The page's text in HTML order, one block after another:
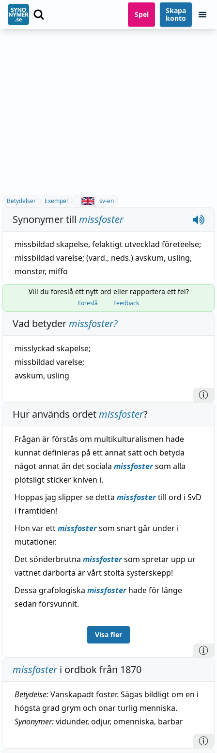
Spel
Skapa
konto
Betydelser Exempel sv-en
Synonymer till missfoster
missbildad skapelse, felaktigt utvecklad företeelse;
missbildad varelse; (vard., neds.)avskum, usling,
monster, miffo
Vill du föreslå ett nytt ord eller rapportera ett fel?
Föreslå Feedback
Vad betydermissfoster?
misslyckad skapelse;
missbildad varelse;
avskum, usling
Hur används ordetmissfoster?
Frågan är förstås om multikulturalismen hade
kunnat definieras på ett annat sätt och betyda
något annat än det sociala missfostersom alla
plötsligt sticker kniven i.
Hoppas jag slipper se detta missfostertill ord i SvD
i framtiden!
Hon var ettmissfostersom snart går under i
mutationer.
Det sönderbrutna missfostersom spretar upp ur
vattnet därborta är vårt stolta systerskepp!
Dessa grafologiska missfosterhade för länge
sedan försvunnit.
Visa fler
missfosteri ordbok från 1870
Betydelse:Vanskapadt foster. Sägas bildligt om en i
högsta grad grym och onar turlig menniska.
Synonymer:vidunder, odjur, omenniska, barbar